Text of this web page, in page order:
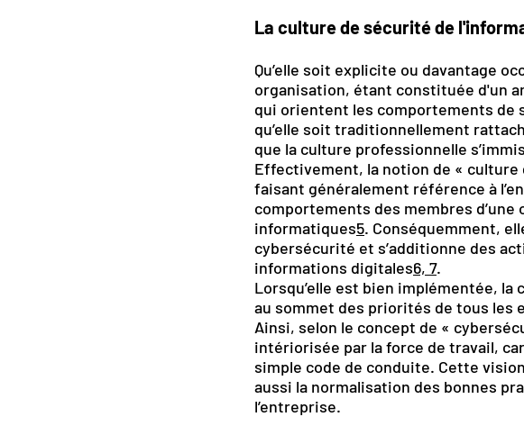
La culture de sécurité de
Qu’elle soit explicite ou davantage
organisation, étant constituée d'un
qui orientent les comportements de
qu’elle soit traditionnellement
que la culture professionnelle
Effectivement, la notion de «
faisant généralement référence à
comportements des membres
informatiques5. Conséquemment,
cybersécurité et s’additionne des
informations digitales6, 7.
Lorsqu’elle est bien implémentée,
au sommet des priorités de tous les
Ainsi, selon le concept de «
intériorisée par la force de travail,
simple code de conduite. Cette
aussi la normalisation des bonnes
l’entreprise.